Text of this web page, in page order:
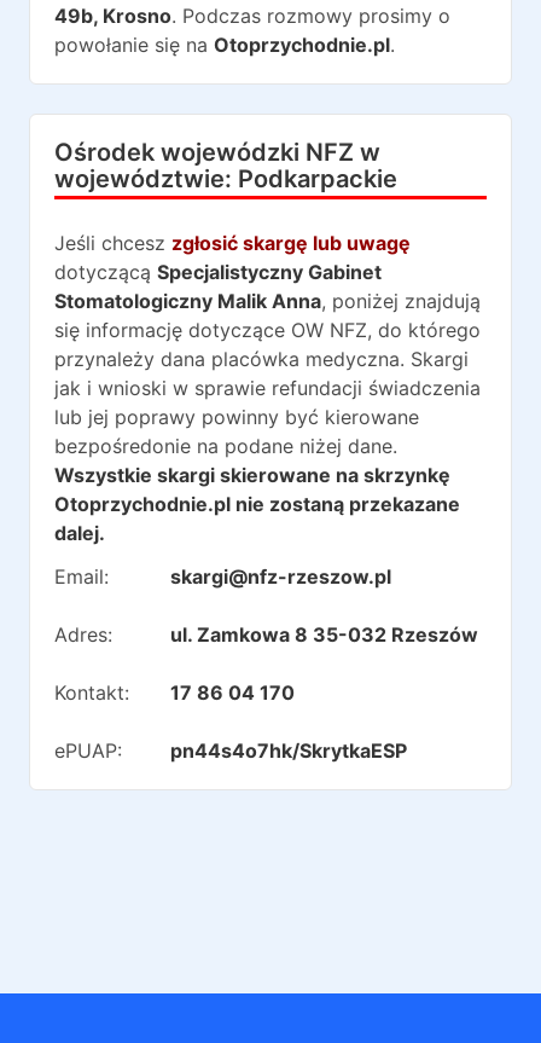
49b, Krosno. Podczas rozmowy prosimy o
powołanie się na Otoprzychodnie.pl.
Ośrodek wojewódzki NFZ w
województwie: Podkarpackie
Jeśli chcesz zgłosić skargę lub uwagę
dotyczącą Specjalistyczny Gabinet
Stomatologiczny Malik Anna, poniżej znajdują
się informację dotyczące OW NFZ, do którego
przynależy dana placówka medyczna. Skargi
jak i wnioski w sprawie refundacji świadczenia
lub jej poprawy powinny być kierowane
bezpośredonie na podane niżej dane.
Wszystkie skargi skierowane na skrzynkę
Otoprzychodnie.pl nie zostaną przekazane
dalej.
Email:
skargi@nfz-rzeszow.pl
Adres: ul. Zamkowa 8 35-032 Rzeszów
Kontakt: 17 86 04 170
ePUAP: pn44s4o7hk/SkrytkaESP